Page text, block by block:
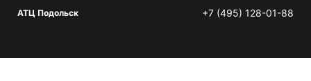
АТЦ Подольск +7 (495) 128-01-88